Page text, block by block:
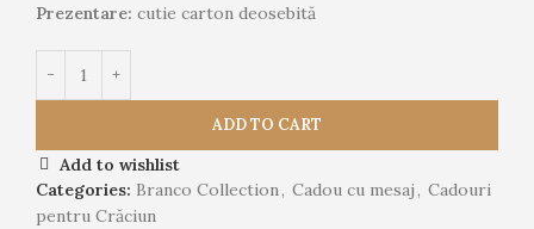
Prezentare: cutie carton deosebită
ADD TO CART
Add to wishlist
Categories: Branco Collection , Cadou cu mesaj , Cadouri
pentru Crăciun